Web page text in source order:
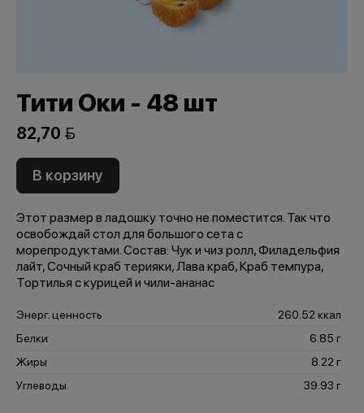
Тити Оки - 48 шт
82,70 
В корзину
Этот размер в ладошку точно не поместится. Так что
освобождай стол для большого сета с
морепродуктами. Состав: Чук и чиз ролл, Филадельфия
лайт, Сочный краб терияки, Лава краб, Краб темпура,
Тортилья с курицей и чили-ананас
Энерг. ценность
260.52 ккал
Белки
6.85 г
Жиры
8.22 г
Углеводы
39.93 г